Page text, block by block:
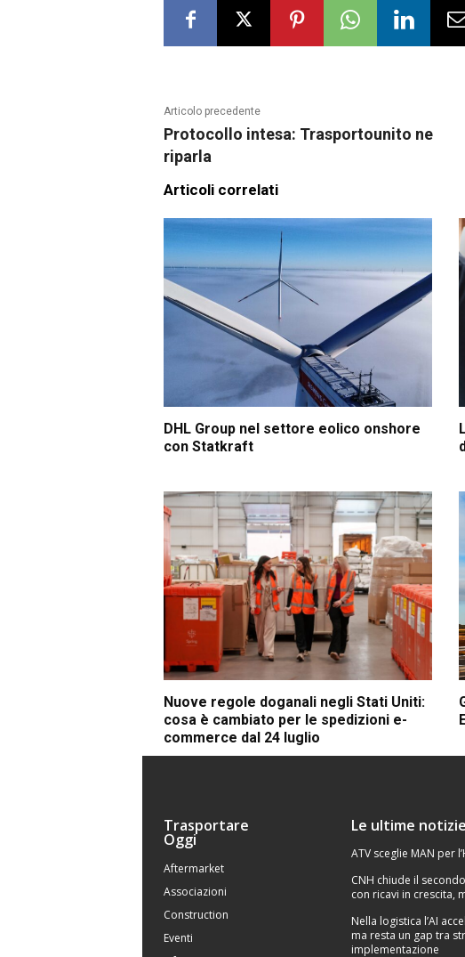
Articolo precedente
Protocollo intesa: Trasportounito ne
riparla
Articoli correlati
DHL Group nel settore eolico onshore
con Statkraft
Nuove regole doganali negli Stati Uniti:
cosa è cambiato per le spedizioni e-
commerce dal 24 luglio
Trasportare
Oggi
Aftermarket
Associazioni
Construction
Eventi
Le ultime notizie
ATV sceglie MAN per
CNH chiude il
con ricavi in crescita,
Nella logistica l’AI
ma resta un gap tra
implementazione